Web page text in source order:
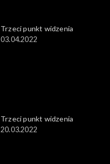
Trzeci punkt widzenia
03.04.2022
Trzeci punkt widzenia
20.03.2022